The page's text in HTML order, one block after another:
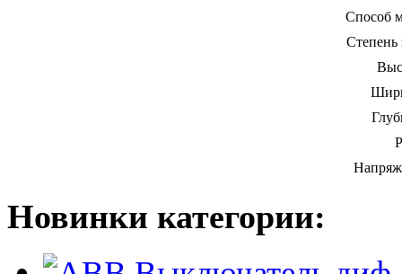
Способ
Новинки категории: